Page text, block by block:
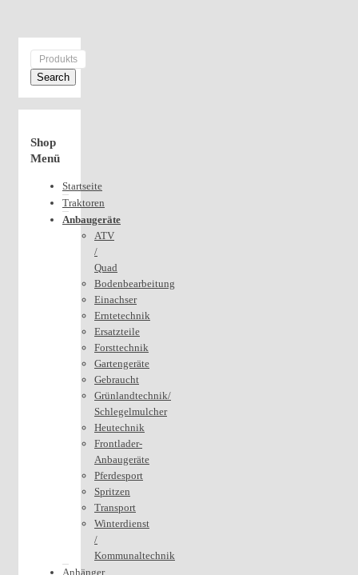
Shop
Menü
Startseite
Traktoren
Anbaugeräte
ATV
/
Quad
Bodenbearbeitung
Einachser
Erntetechnik
Ersatzteile
Forsttechnik
Gartengeräte
Gebraucht
Grünlandtechnik/
Schlegelmulcher
Heutechnik
Frontlader-
Anbaugeräte
Pferdesport
Spritzen
Transport
Winterdienst
/
Kommunaltechnik
Anhänger